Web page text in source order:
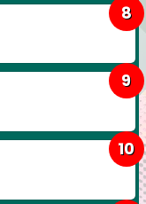
8
9
10